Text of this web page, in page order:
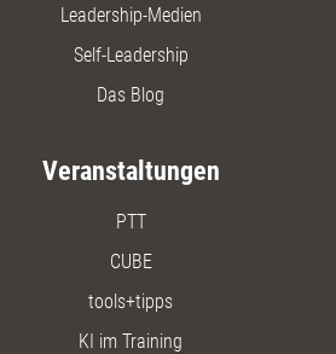
Leadership-Medien
Self-Leadership
Das Blog
Veranstaltungen
PTT
CUBE
tools+tipps
KI im Training